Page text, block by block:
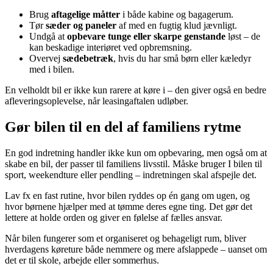
Brug aftagelige måtter i både kabine og bagagerum.
Tørsæder og paneler af med en fugtig klud jævnligt.
Undgå at opbevare tunge eller skarpe genstande løst – de
kan beskadige interiøret ved opbremsning.
Overvej sædebetræk, hvis du har små børn eller kæledyr
med i bilen.
En velholdt bil er ikke kun rarere at køre i – den giver også en bedre
afleveringsoplevelse, når leasingaftalen udløber.
Gør bilen til en del af familiens rytme
En god indretning handler ikke kun om opbevaring, men også om at
skabe en bil, der passer til familiens livsstil. Måske bruger I bilen til
sport, weekendture eller pendling – indretningen skal afspejle det.
Lav fx en fast rutine, hvor bilen ryddes op én gang om ugen, og
hvor børnene hjælper med at tømme deres egne ting. Det gør det
lettere at holde orden og giver en følelse af fælles ansvar.
Når bilen fungerer som et organiseret og behageligt rum, bliver
hverdagens køreture både nemmere og mere afslappede – uanset om
det er til skole, arbejde eller sommerhus.